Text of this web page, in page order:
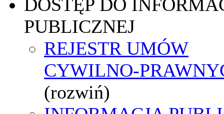
DOSTĘP DO
PUBLICZNEJ
REJESTR UMÓW
CYWILNO-
(rozwiń)